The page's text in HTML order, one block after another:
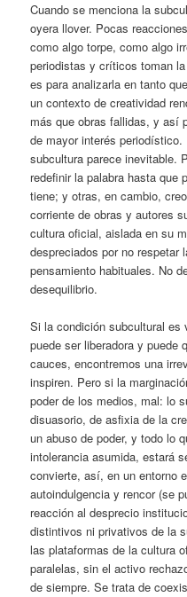
Cuando se menciona la
oyera llover. Pocas
como algo torpe, como algo
periodistas y críticos toman
es para analizarla en tanto
un contexto de creatividad
más que obras fallidas, y así
de mayor interés
subcultura parece inevitable.
redefinir la palabra hasta que
tiene; y otras, en cambio,
corriente de obras y autores
cultura oficial, aislada en su
despreciados por no respetar
pensamiento habituales. No
desequilibrio.
Si la condición subcultural es
puede ser liberadora y puede
cauces, encontremos una
inspiren. Pero si la
poder de los medios, mal: lo
disuasorio, de asfixia de la
un abuso de poder, y todo lo
intolerancia asumida, estará
convierte, así, en un entorno
autoindulgencia y rencor (se
reacción al desprecio
distintivos ni privativos de la
las plataformas de la cultura
paralelas, sin el activo
de siempre. Se trata de